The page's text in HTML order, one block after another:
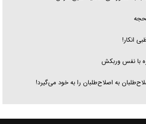
انکار!
با نفس وربکش
به اصلاح‌طلبان را به خود می‌گیرد!